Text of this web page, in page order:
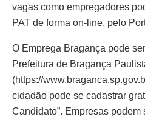
vagas como empregadores
PAT de forma on-line, pelo
O Emprega Bragança pode
Prefeitura de Bragança
(https://
cidadão pode se cadastrar
Candidato”. Empresas